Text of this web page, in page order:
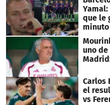
que le
minuto
uno
Carlos
el
vs